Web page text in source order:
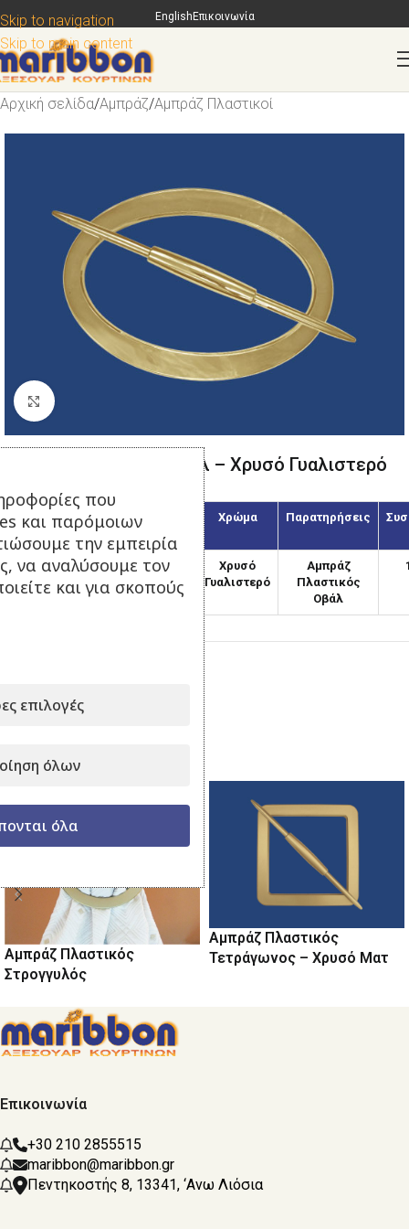
Skip to navigation
Skip to main content
EnglishΕπικοινωνία
Αρχική σελίδα/Αμπράζ/Αμπράζ Πλαστικοί
Κάντε κλικ για μεγέθυνση
Αμπράζ Πλαστικός Οβάλ – Χρυσό Γυαλιστερό
Κωδικός
Διάμετρος
(χιλ.)
Χρώμα Παρατηρήσεις
APO-170/2 170
Χρυσό
Γυαλιστερό
Αμπράζ
Πλαστικός
Οβάλ
Μοιραστείτε το:
Αμπράζ Πλαστικός
Στρογγυλός
Αμπράζ Πλαστικός
Τετράγωνος – Χρυσό Ματ
Επικοινωνία
+30 210 2855515
maribbon@maribbon.gr
Πεντηκοστής 8, 13341, ‘Ανω Λιόσια
που
και παρόμοιων
την εμπειρία
να αναλύσουμε τον
και για σκοπούς
επιλογές
όλων
όλα